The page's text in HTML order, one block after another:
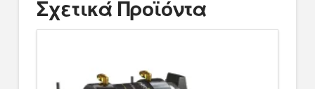
Σχετικά Προϊόντα